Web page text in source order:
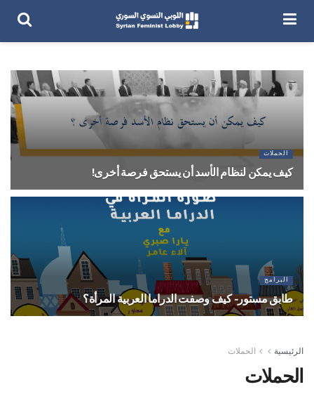
الحملات
كيف يمكن لنظام الأسد أن يستحق فرصة أخرى!
4 يناير 2024
البرامج
طابق مستور- كيف وصفت الدراما العربية المرأة؟
الرئيسية الحملات
الحملات